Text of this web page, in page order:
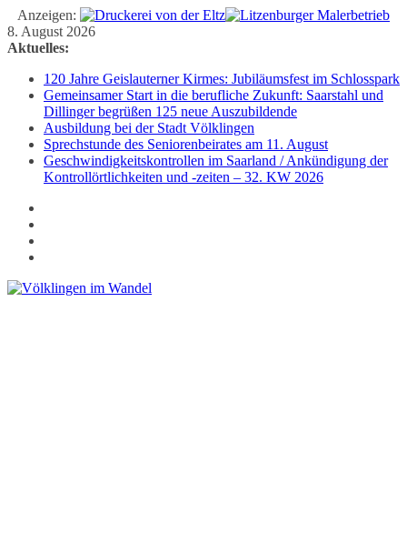
Anzeigen:
Zum
Inhalt
8. August 2026
Aktuelles:
120 Jahre Geislauterner Kirmes: Jubiläumsfest im Schlosspark
Gemeinsamer Start in die berufliche Zukunft: Saarstahl und
Dillinger begrüßen 125 neue Auszubildende
Ausbildung bei der Stadt Völklingen
Sprechstunde des Seniorenbeirates am 11. August
Geschwindigkeitskontrollen im Saarland / Ankündigung der
Kontrollörtlichkeiten und -zeiten – 32. KW 2026